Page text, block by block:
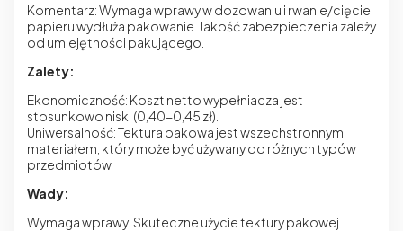
Komentarz: Wymaga wprawy w dozowaniu i rwanie/cięcie
papieru wydłuża pakowanie. Jakość zabezpieczenia zależy
od umiejętności pakującego.
Zalety:
Ekonomiczność: Koszt netto wypełniacza jest
stosunkowo niski (0,40-0,45 zł).
Uniwersalność: Tektura pakowa jest wszechstronnym
materiałem, który może być używany do różnych typów
przedmiotów.
Wady:
Wymaga wprawy: Skuteczne użycie tektury pakowej